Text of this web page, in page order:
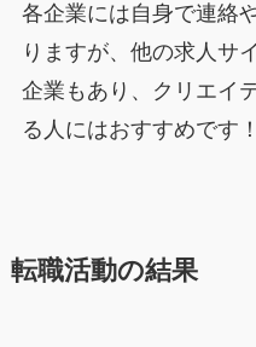
各企業には自身で連絡
りますが、他の求人サ
企業もあり、クリエイ
る人にはおすすめです！
転職活動の結果